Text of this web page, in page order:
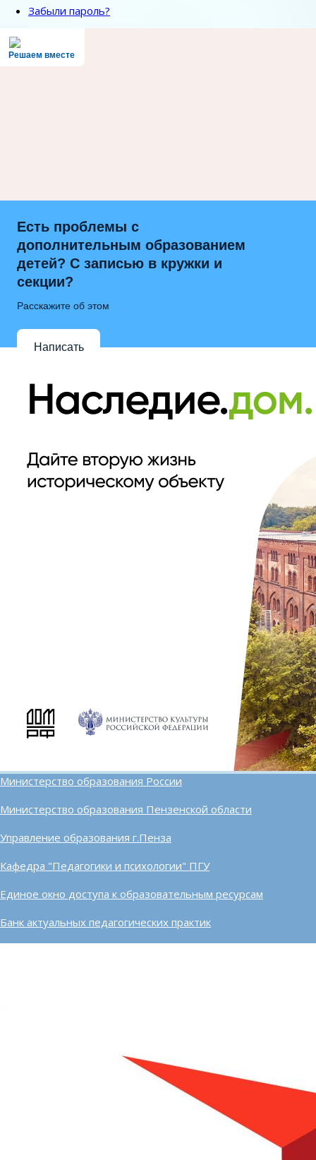
Забыли пароль?
Решаем вместе
Есть проблемы с
дополнительным образованием
детей? С записью в кружки и
секции?
Расскажите об этом
Написать
Министерство образования России
Министерство образования Пензенской области
Управление образования г.Пенза
Кафедра "Педагогики и психологии" ПГУ
Единое окно доступа к образовательным ресурсам
Банк актуальных педагогических практик